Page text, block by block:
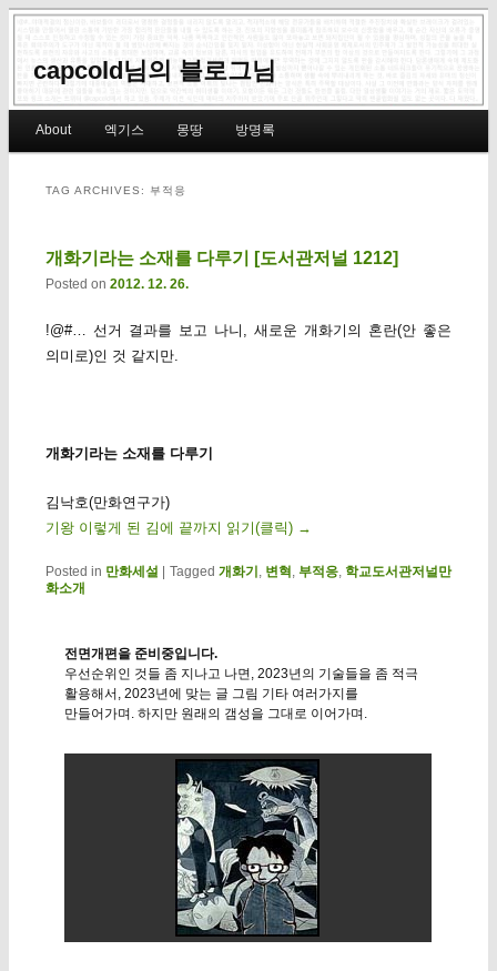
capcold님의 블로그님
Skip to primary content
Skip to secondary content
About 엑기스 몽땅 방명록
TAG ARCHIVES: 부적응
개화기라는 소재를 다루기 [도서관저널 1212]
Posted on 2012. 12. 26.
!@#… 선거 결과를 보고 나니, 새로운 개화기의 혼란(안 좋은
의미로)인 것 같지만.
개화기라는 소재를 다루기
김낙호(만화연구가)
기왕 이렇게 된 김에 끝까지 읽기(클릭) →
Posted in 만화세설 Tagged 개화기 , 변혁 ,부적응, 학교도서관저널만
화소개
전면개편을 준비중입니다.
우선순위인 것들 좀 지나고 나면, 2023년의 기술들을 좀 적극
활용해서, 2023년에 맞는 글 그림 기타 여러가지를
만들어가며. 하지만 원래의 갬성을 그대로 이어가며.